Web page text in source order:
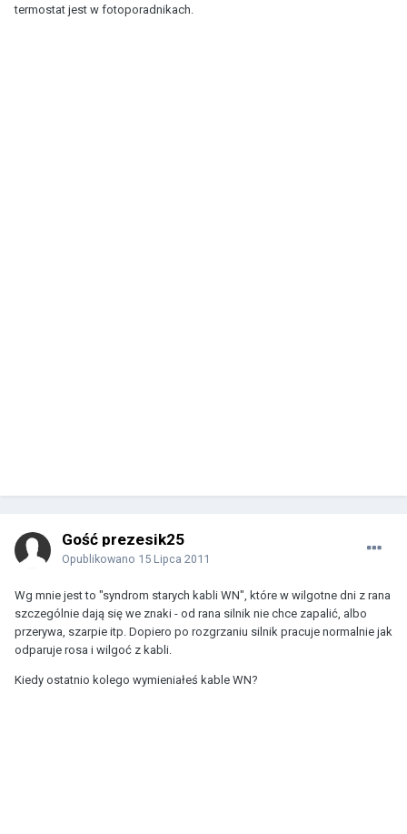
termostat jest w fotoporadnikach.
Gość prezesik25
Opublikowano 15 Lipca 2011
Wg mnie jest to "syndrom starych kabli WN", które w wilgotne dni z rana
szczególnie dają się we znaki - od rana silnik nie chce zapalić, albo
przerywa, szarpie itp. Dopiero po rozgrzaniu silnik pracuje normalnie jak
odparuje rosa i wilgoć z kabli.
Kiedy ostatnio kolego wymieniałeś kable WN?